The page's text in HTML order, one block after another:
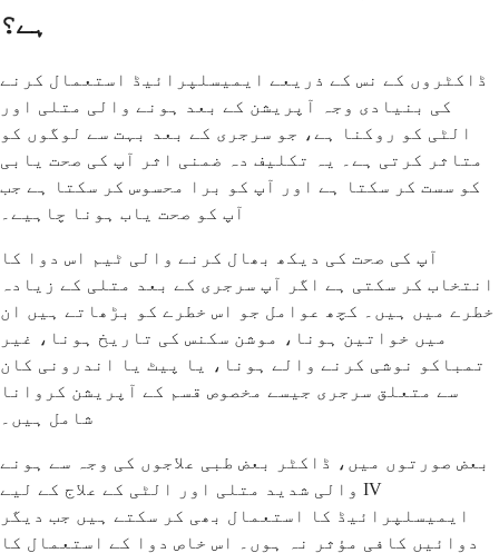
ہے؟
ڈاکٹروں کے نس کے ذریعے ایمیسلپرائیڈ استعمال کرنے
کی بنیادی وجہ آپریشن کے بعد ہونے والی متلی اور
الٹی کو روکنا ہے، جو سرجری کے بعد بہت سے لوگوں کو
متاثر کرتی ہے۔ یہ تکلیف دہ ضمنی اثر آپ کی صحت یابی
کو سست کر سکتا ہے اور آپ کو برا محسوس کر سکتا ہے جب
آپ کو صحت یاب ہونا چاہیے۔
آپ کی صحت کی دیکھ بھال کرنے والی ٹیم اس دوا کا
انتخاب کر سکتی ہے اگر آپ سرجری کے بعد متلی کے زیادہ
خطرے میں ہیں۔ کچھ عوامل جو اس خطرے کو بڑھاتے ہیں ان
میں خواتین ہونا، موشن سکنس کی تاریخ ہونا، غیر
تمباکو نوشی کرنے والے ہونا، یا پیٹ یا اندرونی کان
سے متعلق سرجری جیسے مخصوص قسم کے آپریشن کروانا
شامل ہیں۔
بعض صورتوں میں، ڈاکٹر بعض طبی علاجوں کی وجہ سے ہونے
والی شدید متلی اور الٹی کے علاج کے لیے IV
ایمیسلپرائیڈ کا استعمال بھی کر سکتے ہیں جب دیگر
دوائیں کافی مؤثر نہ ہوں۔ اس خاص دوا کے استعمال کا